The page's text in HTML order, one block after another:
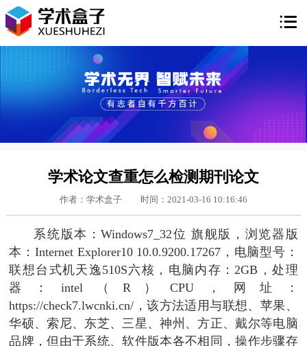

学术论文查重怎么检测期刊论文
作者：学术盒子 时间：2021-03-16 10:16:46
系统版本：Windows7_32位 旗舰版，浏览器版
本：Internet Explorer10 10.0.9200.17267，电脑型号：
联想台式机天逸510S六核，电脑内存：2GB，处理
器：intel（R）CPU，网址：
https://check7.lwcnki.cn/，该方法适用与联想、苹果、
华硕、索尼、东芝、三星、神州、方正、戴尔等电脑
品牌，但由于系统、软件版本各不相同，操作步骤存